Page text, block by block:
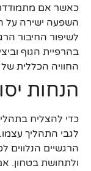
כאשר אם
השפעה ישירה על
לשיפור החיבור
בהרפיית הגוף
החוויה הכללית
הנחות
כדי להצליח
לגבי התהליך עצמו.
הרגשיים הנלווים
ולתחושת בטחון.